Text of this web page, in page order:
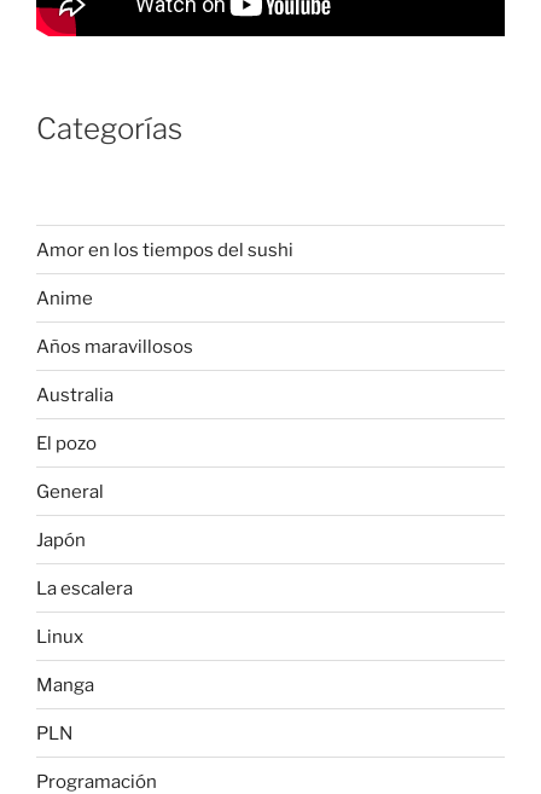
Categorías
Amor en los tiempos del sushi
Anime
Años maravillosos
Australia
El pozo
General
Japón
La escalera
Linux
Manga
PLN
Programación